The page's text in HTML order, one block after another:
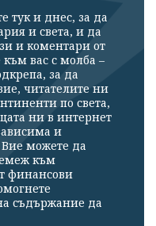
тук и днес, за да
и света, и да
и коментари от
вас с молба –
за да
читателите ни
по света,
ни в интернет
и
Вие можете да
към
финансови
съдържание да